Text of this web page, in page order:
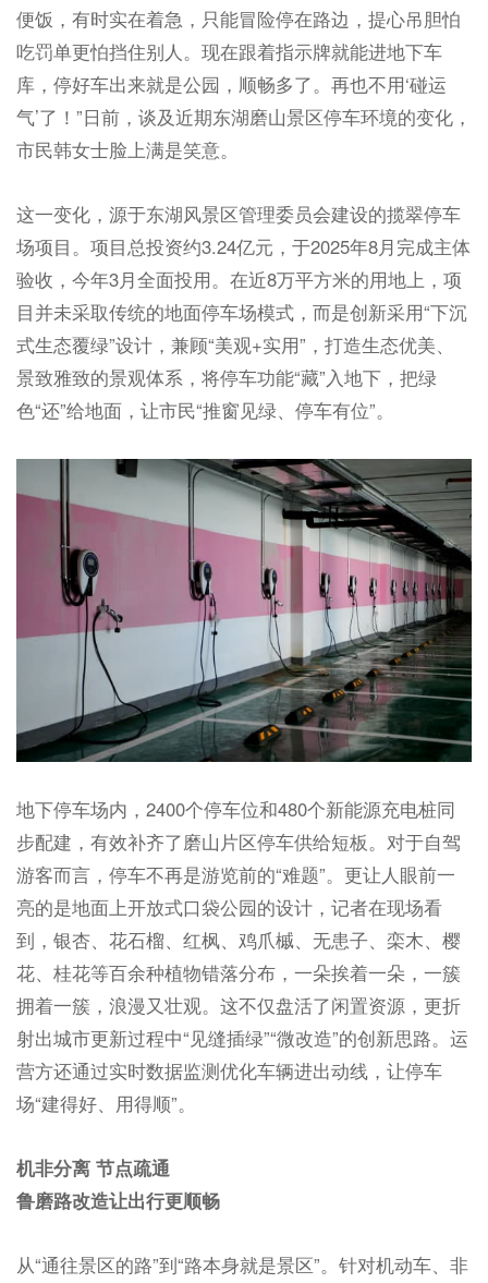
便饭，有时实在着急，只能冒险停在路边，提心吊胆怕
吃罚单更怕挡住别人。现在跟着指示牌就能进地下车
库，停好车出来就是公园，顺畅多了。再也不用‘碰运
气’了！”日前，谈及近期东湖磨山景区停车环境的变化，
市民韩女士脸上满是笑意。
这一变化，源于东湖风景区管理委员会建设的揽翠停车
场项目。项目总投资约3.24亿元，于2025年8月完成主体
验收，今年3月全面投用。在近8万平方米的用地上，项
目并未采取传统的地面停车场模式，而是创新采用“下沉
式生态覆绿”设计，兼顾“美观+实用”，打造生态优美、
景致雅致的景观体系，将停车功能“藏”入地下，把绿
色“还”给地面，让市民“推窗见绿、停车有位”。
地下停车场内，2400个停车位和480个新能源充电桩同
步配建，有效补齐了磨山片区停车供给短板。对于自驾
游客而言，停车不再是游览前的“难题”。更让人眼前一
亮的是地面上开放式口袋公园的设计，记者在现场看
到，银杏、花石榴、红枫、鸡爪槭、无患子、栾木、樱
花、桂花等百余种植物错落分布，一朵挨着一朵，一簇
拥着一簇，浪漫又壮观。这不仅盘活了闲置资源，更折
射出城市更新过程中“见缝插绿”“微改造”的创新思路。运
营方还通过实时数据监测优化车辆进出动线，让停车
场“建得好、用得顺”。
机非分离 节点疏通
鲁磨路改造让出行更顺畅
从“通往景区的路”到“路本身就是景区”。针对机动车、非